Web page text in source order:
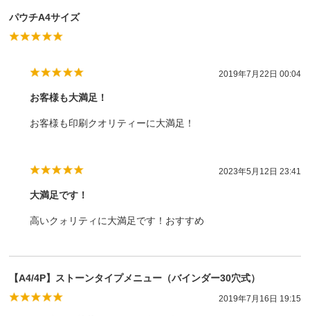
パウチA4サイズ
2019年7月22日 00:04
お客様も大満足！
お客様も印刷クオリティーに大満足！
2023年5月12日 23:41
大満足です！
高いクォリティに大満足です！おすすめ
【A4/4P】ストーンタイプメニュー（バインダー30穴式）
2019年7月16日 19:15